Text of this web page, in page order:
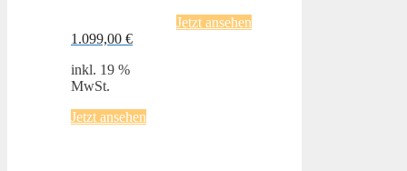
1.099,00 €
inkl. 19 %
MwSt.
Jetzt ansehen
Jetzt ansehen